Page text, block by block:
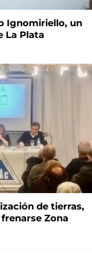
Ignomiriello, un
La Plata
de tierras,
Zona